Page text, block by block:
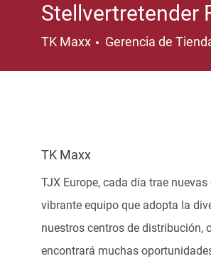
Stellvertretender
TK Maxx Categoría
Gerencia de
TK Maxx
TJX Europe, cada día trae
vibrante equipo que adopta la
nuestros centros de distribución,
encontrará muchas